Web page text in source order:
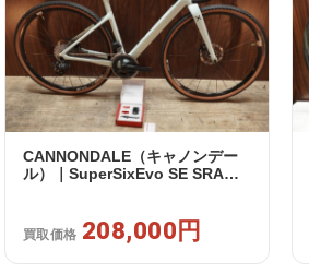
CANNONDALE（キャノンデー
ル）｜SuperSixEvo SE SRAM
年｜美品｜買取金額 208,000円
買取価格 208,000円